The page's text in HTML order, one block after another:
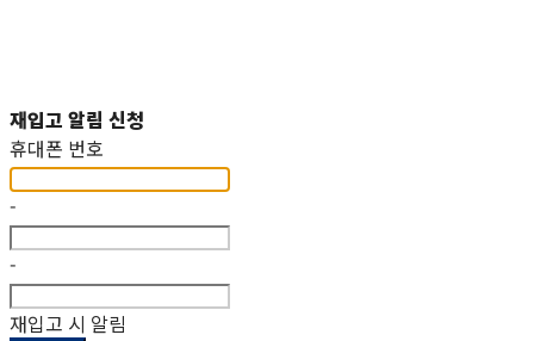
재입고 알림 신청
휴대폰 번호
-
-
재입고 시 알림